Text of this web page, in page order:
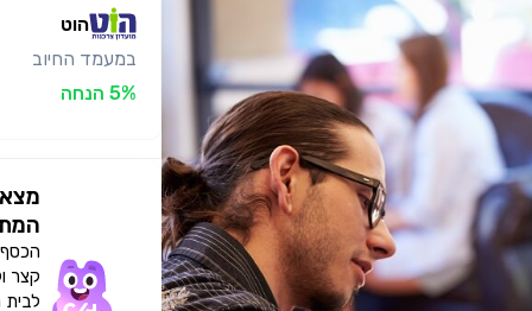
הוט
במעמד החיוב
5% הנחה
הכסף
קצר